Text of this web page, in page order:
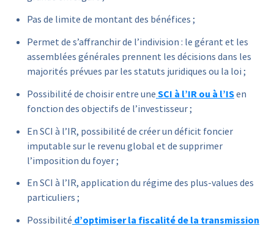
Pas de limite de montant des bénéfices ;
Permet de s’affranchir de l’indivision : le gérant et les
assemblées générales prennent les décisions dans les
majorités prévues par les statuts juridiques ou la loi ;
Possibilité de choisir entre une SCI à l’IR ou à l’ISen
fonction des objectifs de l’investisseur ;
En SCI à l’IR, possibilité de créer un déficit foncier
imputable sur le revenu global et de supprimer
l’imposition du foyer ;
En SCI à l’IR, application du régime des plus-values des
particuliers ;
Possibilité d’optimiser la fiscalité de la transmission